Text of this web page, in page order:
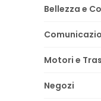
Bellezza e
Motori e
Negozi